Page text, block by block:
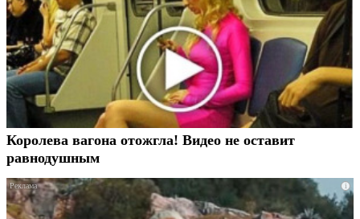
Королева вагона отожгла! Видео не оставит
равнодушным
i